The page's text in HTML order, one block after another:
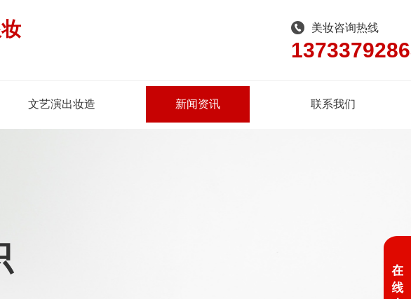
美妆咨询热线
文艺演出妆造 新闻资讯 联系我们